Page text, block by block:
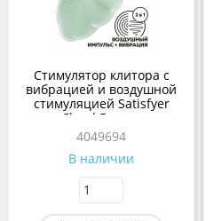
Стимулятор клитора с
вибрацией и воздушной
стимуляцией Satisfyer
Cloud Dancer
4049694
В наличии